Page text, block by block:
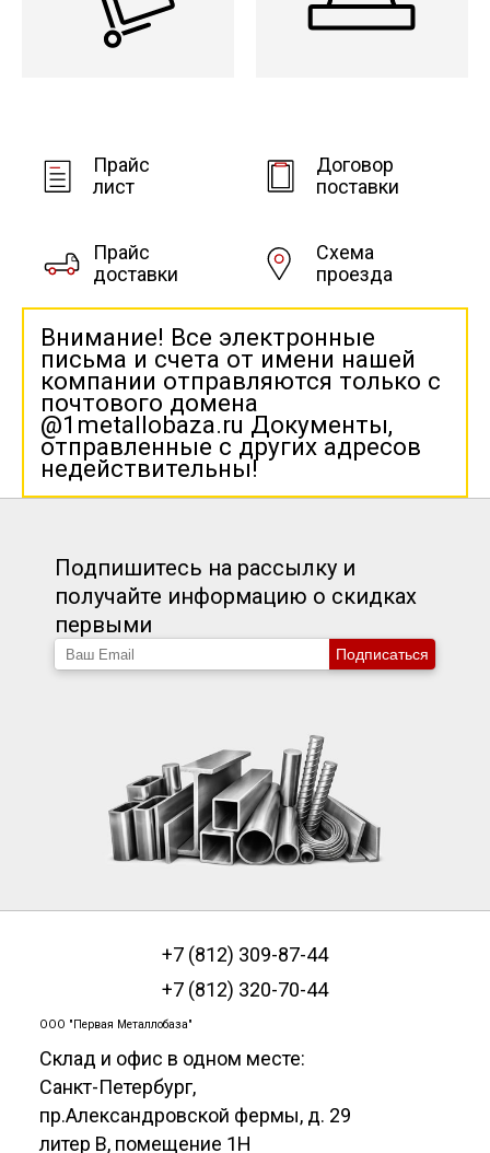
Прайс
лист
Договор
поставки
Прайс
доставки
Схема
проезда
Внимание! Все электронные
письма и счета от имени нашей
компании отправляются только с
почтового домена
@1metallobaza.ru Документы,
отправленные с других адресов
недействительны!
Подпишитесь на рассылку и
получайте информацию о скидках
первыми
Подписаться
+7 (812) 309-87-44
+7 (812) 320-70-44
ООО "Первая Металлобаза"
Склад и офис в одном месте:
Санкт-Петербург,
пр.Александровской фермы, д. 29
литер В, помещение 1Н